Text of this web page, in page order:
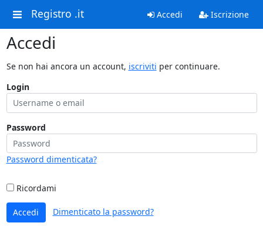
Registro .it Accedi Iscrizione
Accedi
Se non hai ancora un account, iscriviti per continuare.
Login
Password
Password dimenticata?
Ricordami
Accedi Dimenticato la password?